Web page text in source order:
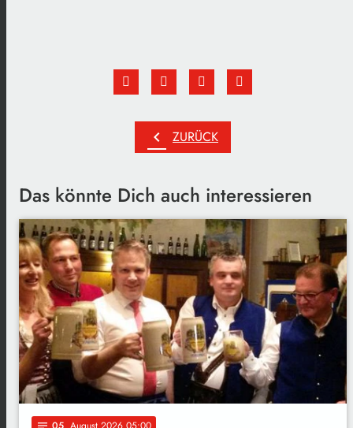
chevron_left ZURÜCK
Das könnte Dich auch interessieren